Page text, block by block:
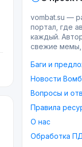
vombat.su —
портал, где
каждый.
свежие мемы,
Баги и
Новости
Вопросы и
Правила
О нас
Обработка